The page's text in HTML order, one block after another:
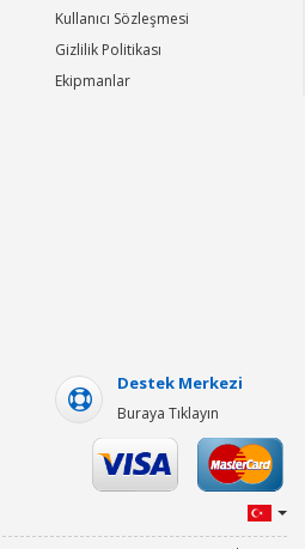
Kullanıcı Sözleşmesi
Gizlilik Politikası
Ekipmanlar
Destek Merkezi
Buraya Tıklayın